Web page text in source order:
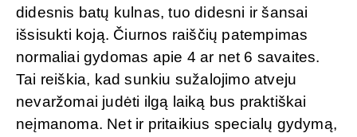
didesnis batų kulnas, tuo didesni ir šansai
išsisukti koją. Čiurnos raiščių patempimas
normaliai gydomas apie 4 ar net 6 savaites.
Tai reiškia, kad sunkiu sužalojimo atveju
nevaržomai judėti ilgą laiką bus praktiškai
neįmanoma. Net ir pritaikius specialų gydymą,